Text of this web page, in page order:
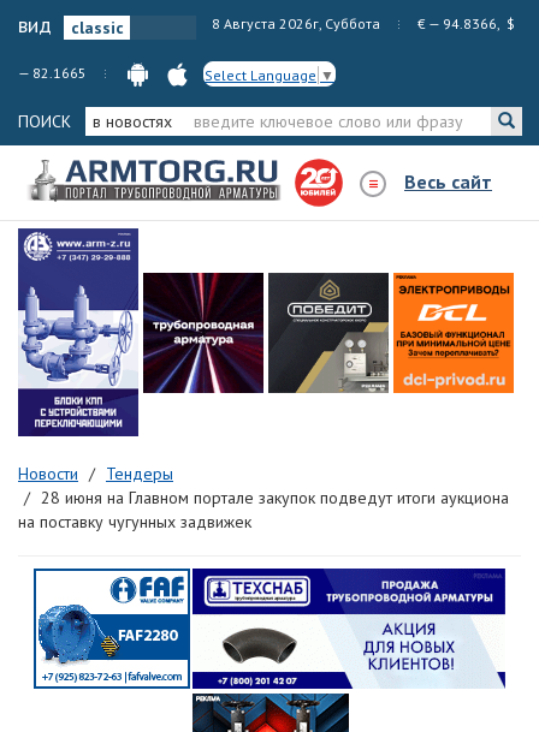
вид 8 Августа 2026г, Суббота € — 94.8366, $
— 82.1665 Select Language ▼
ПОИСК в новостях
Весь сайт
Новости
Тендеры
28 июня на Главном портале закупок подведут итоги аукциона
на поставку чугунных задвижек